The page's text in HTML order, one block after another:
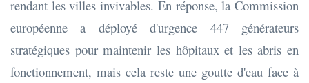
rendant les villes invivables. En réponse, la Commission
européenne a déployé d'urgence 447 générateurs
stratégiques pour maintenir les hôpitaux et les abris en
fonctionnement, mais cela reste une goutte d'eau face à